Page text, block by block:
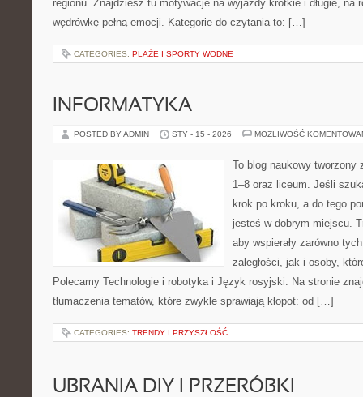
regionu. Znajdziesz tu motywacje na wyjazdy krótkie i długie, na
wędrówkę pełną emocji. Kategorie do czytania to: […]
CATEGORIES: PLAŻE I SPORTY WODNE
INFORMATYKA
POSTED BY ADMIN STY - 15 - 2026 MOŻLIWOŚĆ
To blog naukowy
1–8 oraz liceum. Jeśli
krok po kroku, a do tego
jesteś w dobrym miejscu.
aby wspierały zarówno
zaległości, jak i osoby,
Polecamy Technologie i robotyka i Język rosyjski. Na stronie
tłumaczenia tematów, które zwykle sprawiają kłopot: od […]
CATEGORIES: TRENDY I PRZYSZŁOŚĆ
UBRANIA DIY I PRZERÓBKI